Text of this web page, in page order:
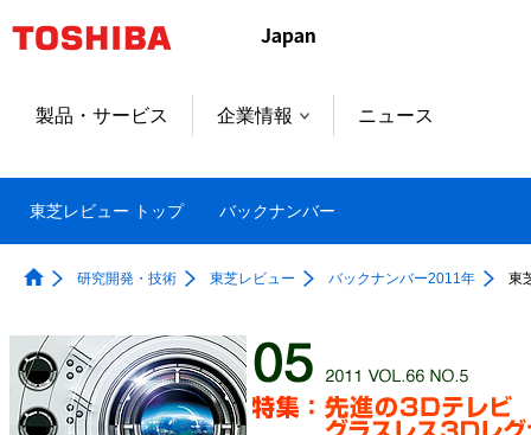
製品・サービス 企業情報 ニュース
東芝レビュー トップ バックナンバー
研究開発・技術 東芝レビュー バックナンバー2011年 東